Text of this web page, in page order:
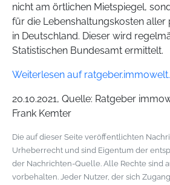
nicht am örtlichen Mietspiegel,
für die Lebenshaltungskosten aller
in Deutschland. Dieser wird
Statistischen Bundesamt ermittelt.
Weiterlesen auf
20.10.2021, Quelle: Ratgeber
Frank Kemter
Die auf dieser Seite veröffentlichten
Urheberrecht und sind Eigentum der
der Nachrichten-Quelle. Alle Rechte sind
vorbehalten. Jeder Nutzer, der sich